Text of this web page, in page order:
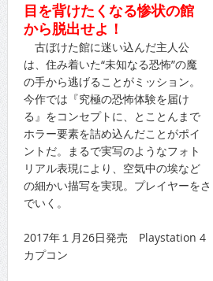
目を背けたくなる惨状の館
から脱出せよ！
古ぼけた館に迷い込んだ主人公
は、住み着いた“未知なる恐怖”の魔
の手から逃げることがミッション。
今作では『究極の恐怖体験を届け
る』をコンセプトに、とことんまで
ホラー要素を詰め込んだことがポイ
ントだ。まるで実写のようなフォト
リアル表現により、空気中の埃など
の細かい描写を実現。プレイヤーを
でいく。
2017年１月26日発売 Playstation
カプコン